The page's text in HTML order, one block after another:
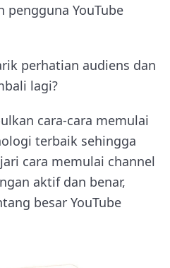
YouTube
perhatian audiens dan
lagi?
cara-cara memulai
terbaik sehingga
cara memulai channel
aktif dan benar,
besar YouTube